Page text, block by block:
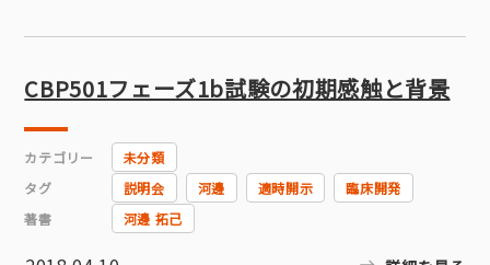
CBP501フェーズ1b試験の初期感触と背景
カテゴリー
未分類
タグ
説明会 河邊 適時開示
臨床開発
著書
河邊 拓己